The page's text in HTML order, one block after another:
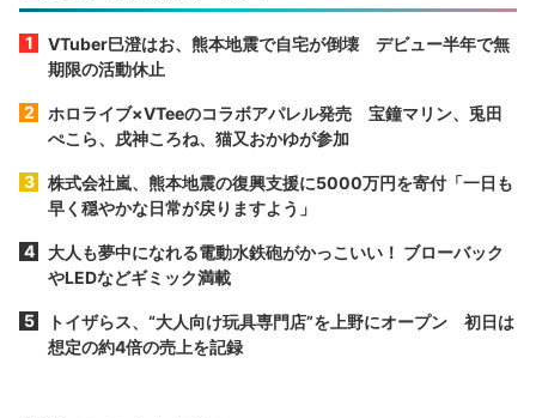
VTuber巳澄はお、熊本地震で自宅が倒壊 デビュー半年で無
期限の活動休止
ホロライブ×VTeeのコラボアパレル発売 宝鐘マリン、兎田
ぺこら、戌神ころね、猫又おかゆが参加
株式会社嵐、熊本地震の復興支援に5000万円を寄付「一日も
早く穏やかな日常が戻りますよう」
大人も夢中になれる電動水鉄砲がかっこいい！ ブローバック
やLEDなどギミック満載
トイザらス、“大人向け玩具専門店”を上野にオープン 初日は
想定の約4倍の売上を記録